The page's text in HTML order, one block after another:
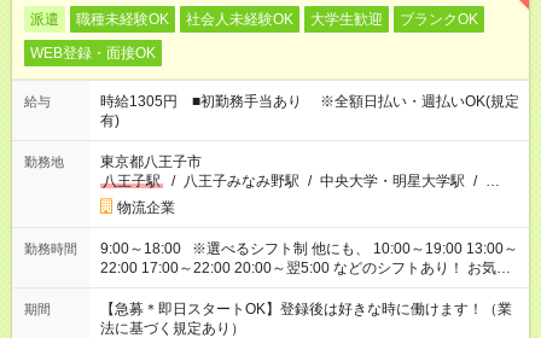
派遣 職種未経験OK 社会人未経験OK 大学生歓迎
ブランクOK
WEB登録・面接OK
給与
時給1305円 ■初勤務手当あり ※全額日払い・週払いOK(規定
有)
勤務地
東京都八王子市
八王子駅
/ 八王子みなみ野駅 / 中央大学・明星大学駅 / …
物流企業
勤務時間
9:00～18:00 ※選べるシフト制 他にも、 10:00～19:00 13:00～
22:00 17:00～22:00 20:00～翌5:00 などのシフトあり！ お気軽
にご相談ください！
期間
【急募＊即日スタートOK】登録後は好きな時に働けます！（業
法に基づく規定あり）